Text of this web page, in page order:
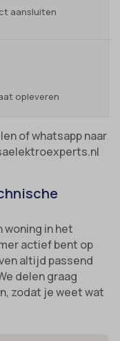
aansluiten
opleveren
of whatsapp naar
woning in het
actief bent op
altijd passend
delen graag
zodat je weet wat